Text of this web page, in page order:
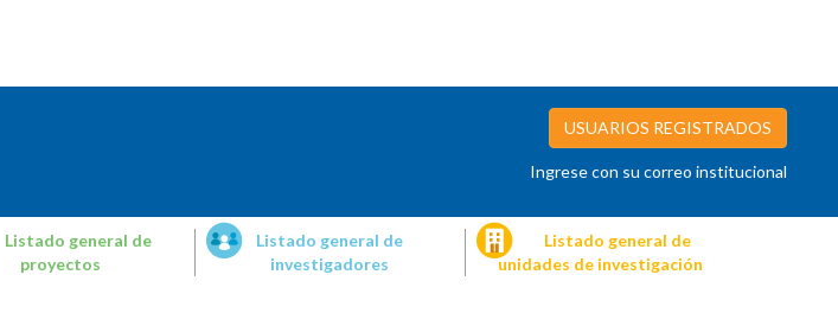
USUARIOS REGISTRADOS
Ingrese con su correo institucional
Listado general de
proyectos
Listado general de
investigadores
Listado general de
unidades de investigación